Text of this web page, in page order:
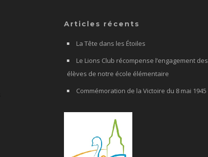
Articles récents
La Tête dans les Étoiles
Le Lions Club récompense l’engagement des
élèves de notre école élémentaire
Commémoration de la Victoire du 8 mai 1945